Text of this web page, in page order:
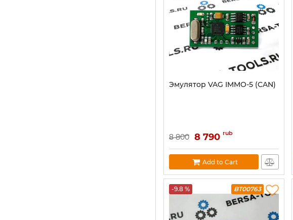
Эмулятор VAG IMMO-5 (CAN)
8 800 8 790 rub
Add to Cart
-9.8 % BT00763